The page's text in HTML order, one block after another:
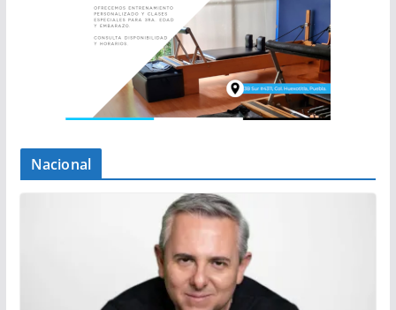
Nacional